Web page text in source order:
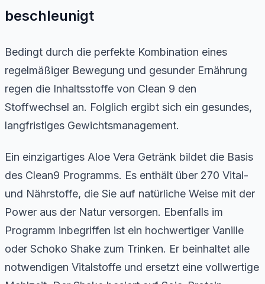
beschleunigt
Bedingt durch die perfekte Kombination eines
regelmäßiger Bewegung und gesunder Ernährung
regen die Inhaltsstoffe von Clean 9 den
Stoffwechsel an. Folglich ergibt sich ein gesundes,
langfristiges Gewichtsmanagement.
Ein einzigartiges Aloe Vera Getränk bildet die Basis
des Clean9 Programms. Es enthält über 270 Vital-
und Nährstoffe, die Sie auf natürliche Weise mit der
Power aus der Natur versorgen. Ebenfalls im
Programm inbegriffen ist ein hochwertiger Vanille
oder Schoko Shake zum Trinken. Er beinhaltet alle
notwendigen Vitalstoffe und ersetzt eine vollwertige